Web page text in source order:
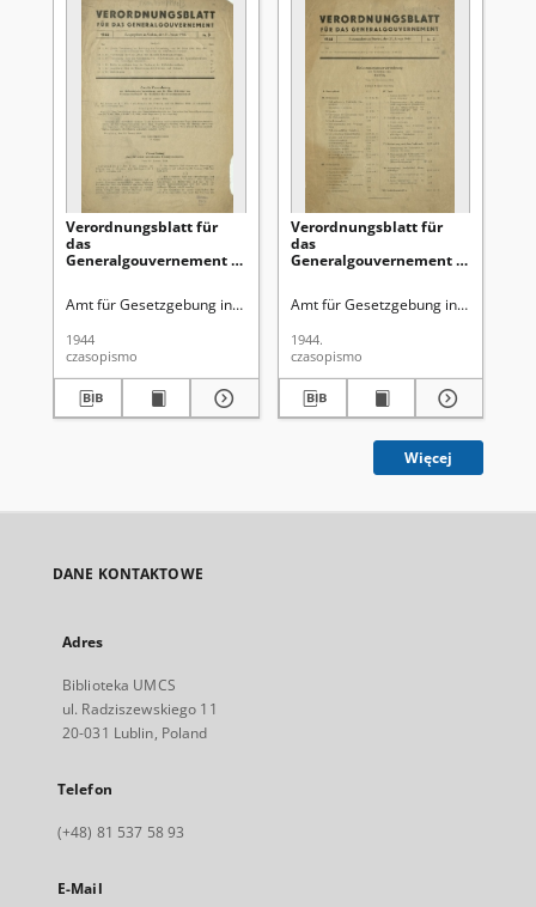
Verordnungsblatt für
das
Generalgouvernement /
Regierung des
1944, Nr 3 (31 Januar)
Amt für Gesetzgebung in der Regierung des Generalgouverneurs
1944
czasopismo
Verordnungsblatt für
das
Generalgouvernement /
Regierung des
1944, Nr 2 (27 Januar)
Amt für Gesetzgebung in der
1944.
czasopismo
Więcej
DANE KONTAKTOWE
Adres
Biblioteka UMCS
ul. Radziszewskiego 11
20-031 Lublin, Poland
Telefon
(+48) 81 537 58 93
E-Mail